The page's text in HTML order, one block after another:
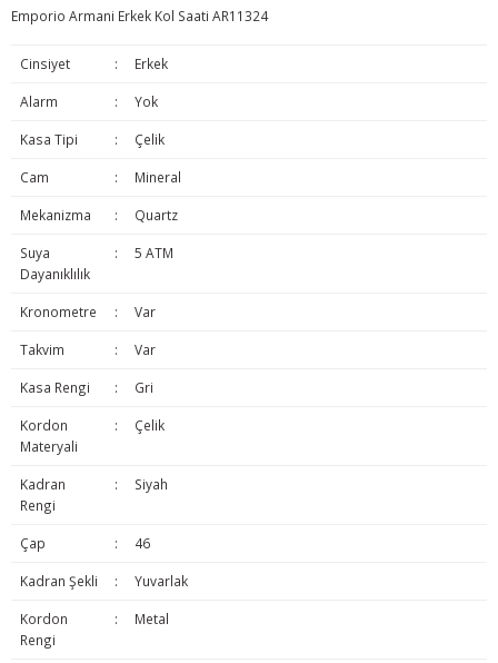
Emporio Armani Erkek Kol Saati AR11324
Cinsiyet : Erkek
Alarm : Yok
Kasa Tipi : Çelik
Cam : Mineral
Mekanizma : Quartz
Suya
Dayanıklılık
: 5 ATM
Kronometre : Var
Takvim : Var
Kasa Rengi : Gri
Kordon
Materyali
: Çelik
Kadran
Rengi
: Siyah
Çap : 46
Kadran Şekli : Yuvarlak
Kordon
Rengi
: Metal